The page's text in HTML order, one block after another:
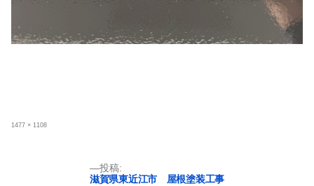
フ
1477 × 1108
投稿:
滋賀県東近江市 屋根塗装工事